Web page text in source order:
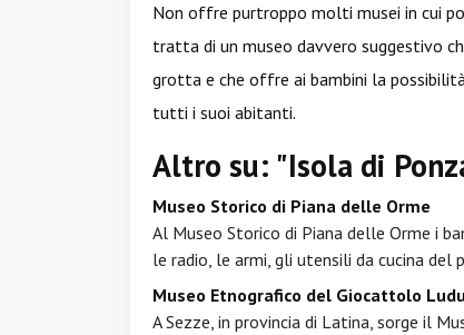
Non offre purtroppo molti musei in cui
tratta di un museo davvero suggestivo
grotta e che offre ai bambini la
tutti i suoi abitanti.
Altro su: "Isola di
Museo Storico di Piana delle Orme
Al Museo Storico di Piana delle Orme i
le radio, le armi, gli utensili da cucina del
Museo Etnografico del Giocattolo
A Sezze, in provincia di Latina, sorge il